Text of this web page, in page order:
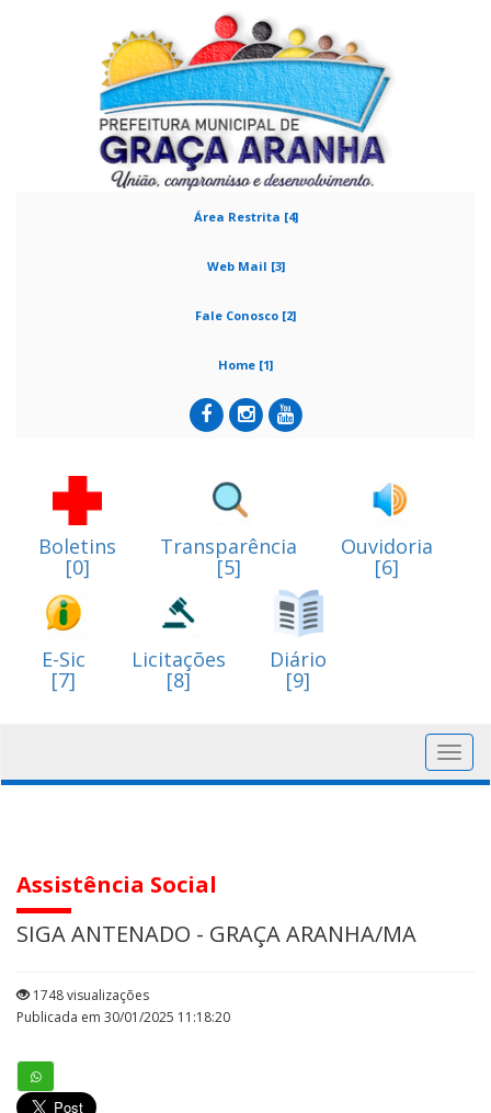
Área Restrita [4]
Web Mail [3]
Fale Conosco [2]
Home [1]
Boletins
[0]
Transparência
[5]
Ouvidoria
[6]
E-Sic
[7]
Licitações
[8]
Diário
[9]
Assistência Social
SIGA ANTENADO - GRAÇA ARANHA/MA
1748 visualizações
Publicada em 30/01/2025 11:18:20